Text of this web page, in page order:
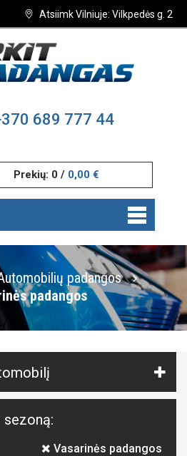
Atsiimk Vilniuje: Vilkpedės g. 2
689 777 44
Prekių: 0 / 0,00 €
padangos
padangos
Vasarinės padangos